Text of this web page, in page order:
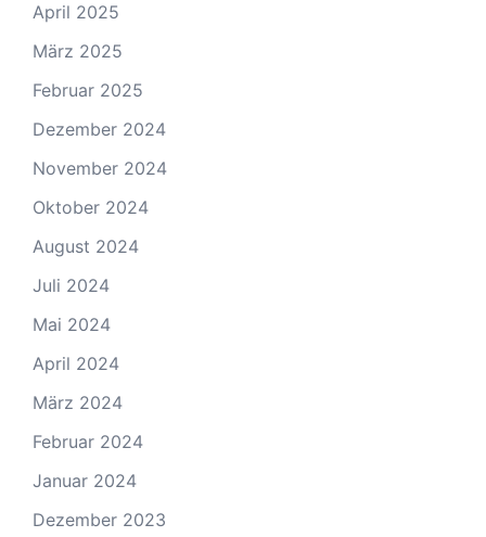
April 2025
März 2025
Februar 2025
Dezember 2024
November 2024
Oktober 2024
August 2024
Juli 2024
Mai 2024
April 2024
März 2024
Februar 2024
Januar 2024
Dezember 2023